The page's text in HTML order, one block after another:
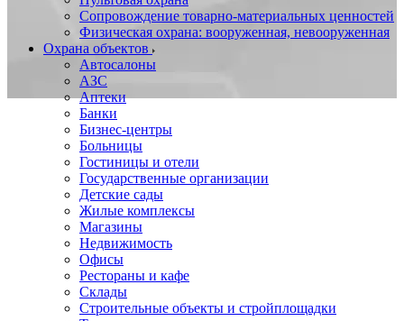
Сопровождение товарно-материальных ценностей
Физическая охрана: вооруженная, невооруженная
Охрана объектов
Автосалоны
АЗС
Аптеки
Банки
Бизнес-центры
Больницы
Гостиницы и отели
Государственные организации
Детские сады
Жилые комплексы
Магазины
Недвижимость
Офисы
Рестораны и кафе
Склады
Строительные объекты и стройплощадки